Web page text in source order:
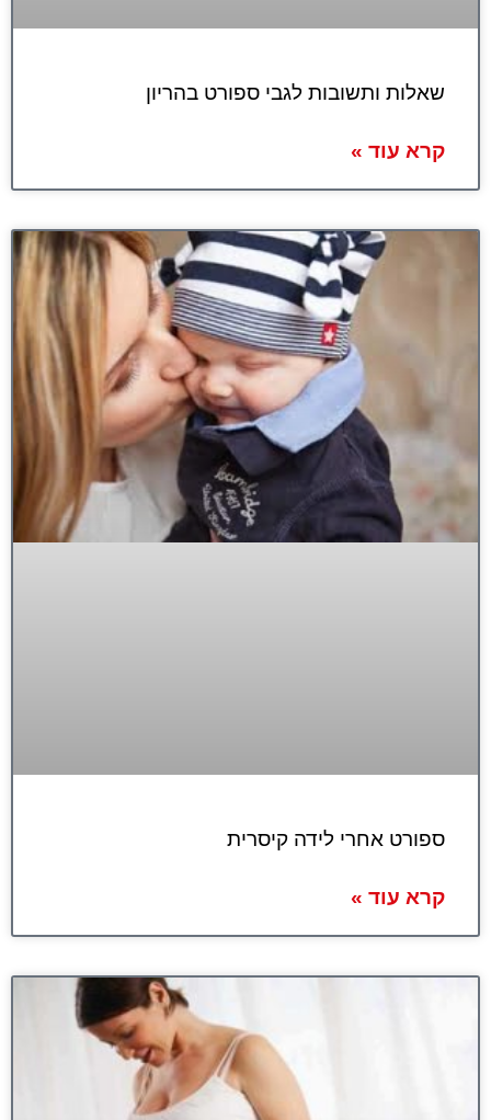
שאלות ותשובות לגבי ספורט בהריון
קרא עוד »
ספורט אחרי לידה קיסרית
קרא עוד »